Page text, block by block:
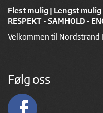
Flest mulig | Lengst
RESPEKT - SAMHOLD -
Velkommen til
Følg oss